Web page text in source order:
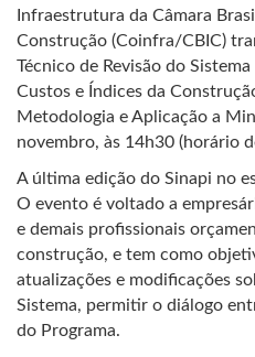
Infraestrutura da Câmara
Construção (Coinfra/CBIC)
Técnico de Revisão do
Custos e Índices da
Metodologia e Aplicação a
novembro, às 14h30 (horário
A última edição do Sinapi no
O evento é voltado a
e demais profissionais
construção, e tem como
atualizações e modificações
Sistema, permitir o diálogo
do Programa.